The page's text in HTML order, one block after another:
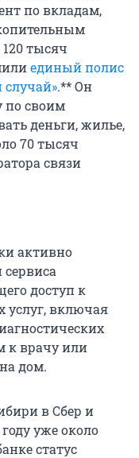
по вкладам,
тысяч
единый полис
.** Он
по своим
деньги, жилье,
70 тысяч
связи
активно
доступ к
услуг, включая
к врачу или
дом.
в Сбер и
уже около
статус